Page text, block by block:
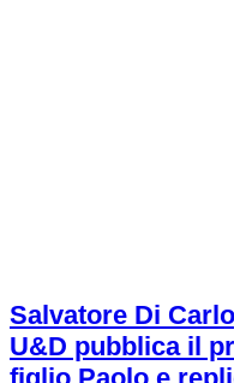
Salvatore Di
U&D pubblica il